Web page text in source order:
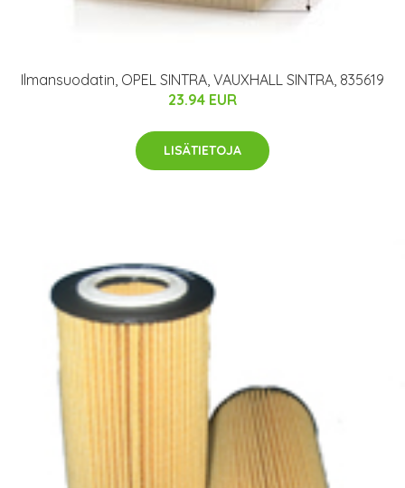
Ilmansuodatin, OPEL SINTRA, VAUXHALL SINTRA, 835619
23.94 EUR
LISÄTIETOJA